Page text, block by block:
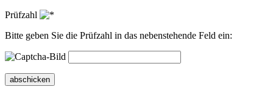
Prüfzahl
Bitte geben Sie die Prüfzahl in das nebenstehende Feld ein:
abschicken